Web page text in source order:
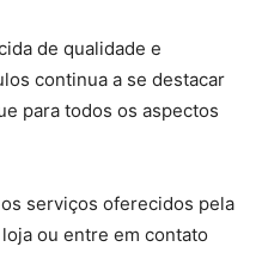
de qualidade e
continua a se destacar
para todos os aspectos
serviços oferecidos pela
ou entre em contato